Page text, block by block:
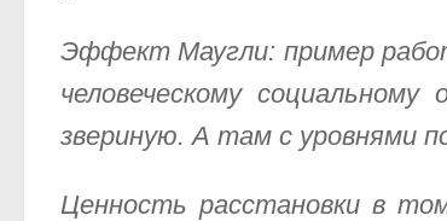
Эффект Маугли: пример
человеческому
звериную. А там с уровнями
Ценность расстановки в